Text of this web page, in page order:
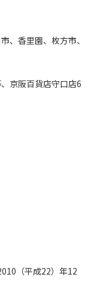
、香里園、枚方市、
京阪百貨店守口店6
（平成22）年12